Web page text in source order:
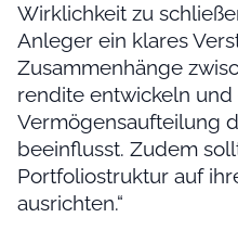
Wirklichkeit zu
Anleger ein klares
Zusammenhänge
rendite entwickeln und
Vermögensaufteilung
beeinflusst. Zudem
Portfoliostruktur auf
ausrichten.“